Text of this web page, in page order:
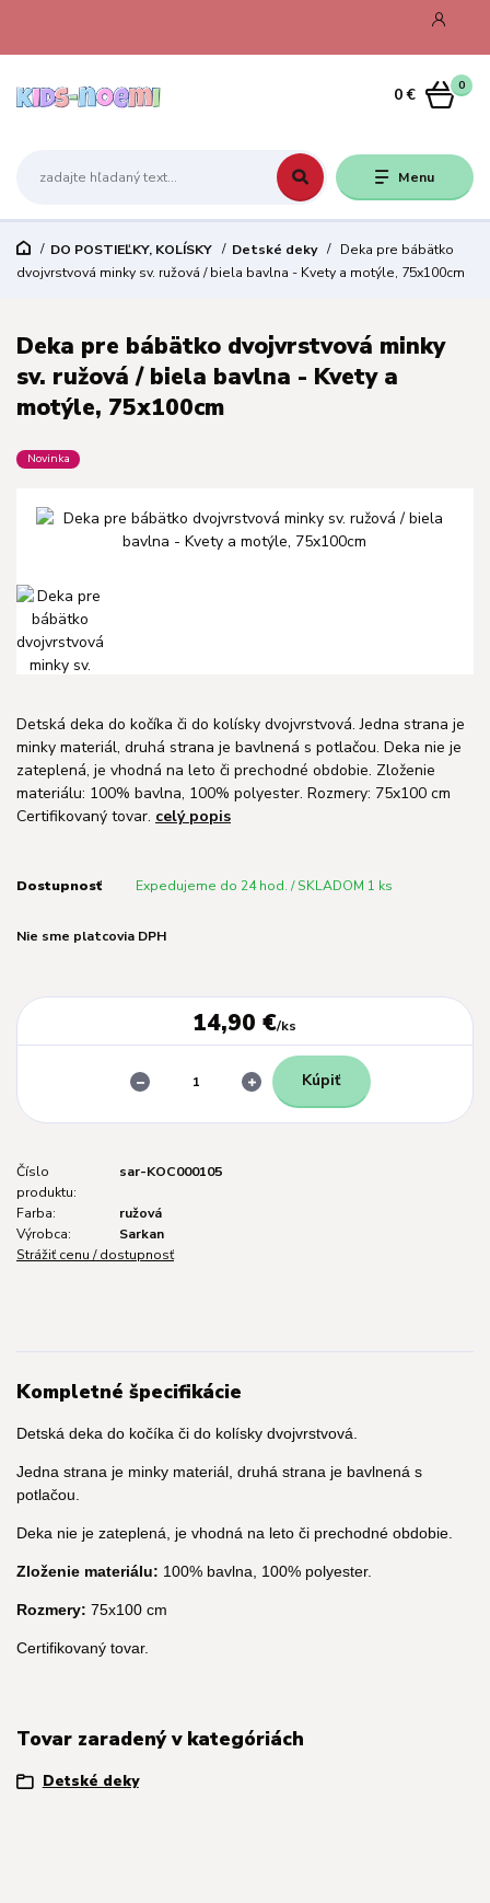
Menu
0
0 €
DO POSTIEĽKY, KOLÍSKY Detské deky
Deka pre bábätko
dvojvrstvová minky sv. ružová / biela bavlna - Kvety a motýle, 75x100cm
Deka pre bábätko dvojvrstvová minky
sv. ružová / biela bavlna - Kvety a
motýle, 75x100cm
Novinka
Detská deka do kočíka či do kolísky dvojvrstvová. Jedna strana je
minky materiál, druhá strana je bavlnená s potlačou. Deka nie je
zateplená, je vhodná na leto či prechodné obdobie. Zloženie
materiálu: 100% bavlna, 100% polyester. Rozmery: 75x100 cm
Certifikovaný tovar. celý popis
Dostupnosť Expedujeme do 24 hod. / SKLADOM 1 ks
Nie sme platcovia DPH
14,90 €/ks
Kúpiť
Číslo
produktu:
sar-KOC000105
Farba:
ružová
Výrobca:
Sarkan
Strážiť cenu / dostupnosť
Kompletné špecifikácie
Detská deka do kočíka či do kolísky dvojvrstvová.
Jedna strana je minky materiál, druhá strana je bavlnená s
potlačou.
Deka nie je zateplená, je vhodná na leto či prechodné obdobie.
Zloženie materiálu: 100% bavlna, 100% polyester.
Rozmery: 75x100 cm
Certifikovaný tovar.
Tovar zaradený v kategóriách
Detské deky